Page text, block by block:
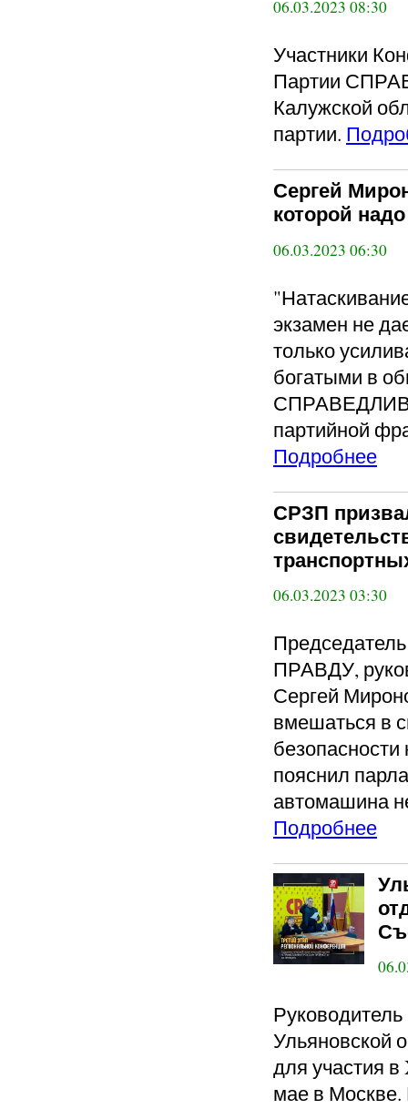
06.03.2023 08:30
Участники
Партии
Калужской
партии.
Сергей
которой
06.03.2023 06:30
экзамен не
только
богатыми в
партийной
Подробнее
СРЗП
06.03.2023 03:30
ПРАВДУ,
Сергей
вмешаться в
безопасности
пояснил
автомашина
Подробнее
Ульяновской
для участия
мае в Москве.